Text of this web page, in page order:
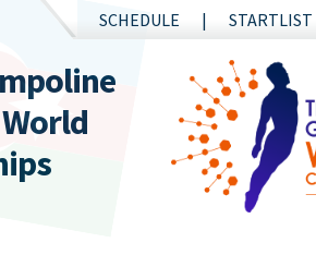
SCHEDULE STARTLIST